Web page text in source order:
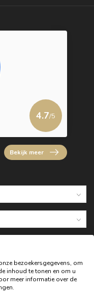
4.7/5
Bekijk meer
bezoekersgegevens, om
inhoud te tonen en om u
meer informatie over de